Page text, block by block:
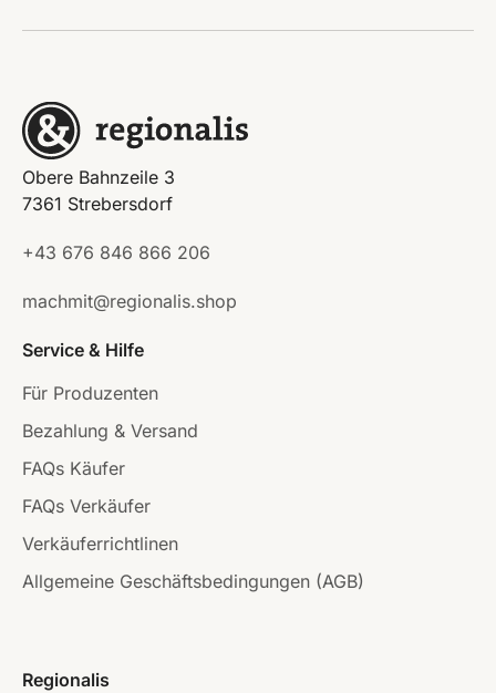
Obere Bahnzeile 3
7361 Strebersdorf
+43 676 846 866 206
machmit@regionalis.shop
Service & Hilfe
Für Produzenten
Bezahlung & Versand
FAQs Käufer
FAQs Verkäufer
Verkäuferrichtlinen
Allgemeine Geschäftsbedingungen (AGB)
Regionalis